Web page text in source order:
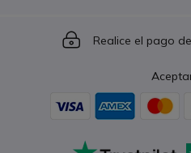
Icon
Realice el pago